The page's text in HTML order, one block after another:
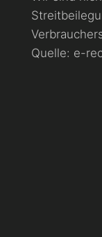
Quelle: e-